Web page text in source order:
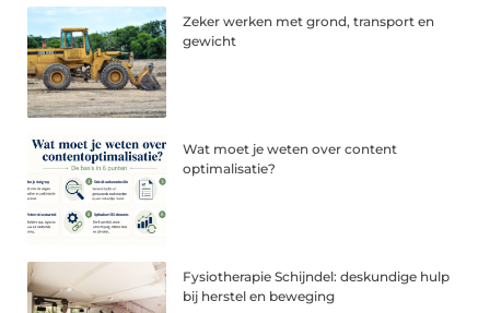
Zeker werken met grond, transport en
gewicht
Wat moet je weten over content
optimalisatie?
Fysiotherapie Schijndel: deskundige hulp
bij herstel en beweging